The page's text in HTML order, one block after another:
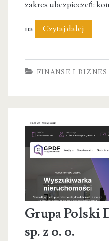
zakres ubezpieczeń:
na Czytaj dalejUnilink
FINANSE I BIZNES
Grupa Polski
sp. z o. o.